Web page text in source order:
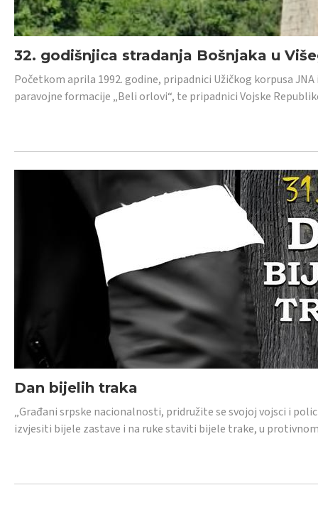
32. godišnjica stradanja Bošnjaka u
Početkom aprila 1992. godine, pripadnici Užičkog korpusa
paravojne formacije „Beli orlovi“, te pripadnici Vojske
Dan bijelih traka
„Građani srpske nacionalnosti, pridružite se svojoj vojsci i
izvjesiti bijele zastave i na ruke staviti bijele trake, u